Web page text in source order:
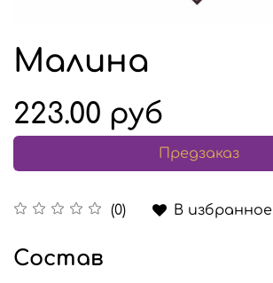
Малина
(0) В избранное
223.00 руб
Предзаказ
Состав